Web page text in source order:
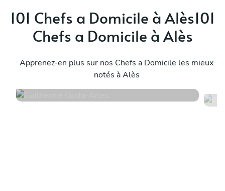
101 Chefs a Domicile à Alès101
Chefs a Domicile à Alès
Apprenez-en plus sur nos Chefs a Domicile les mieux
notés à Alès
Arles
51 services